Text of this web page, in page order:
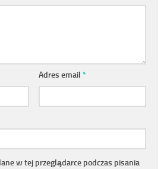
Adres email *
w tej przeglądarce podczas pisania